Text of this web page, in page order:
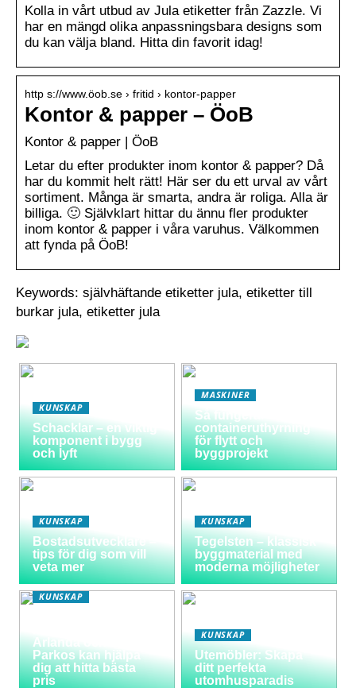
Kolla in vårt utbud av Jula etiketter från Zazzle. Vi
har en mängd olika anpassningsbara designs som
du kan välja bland. Hitta din favorit idag!
http s://www.öob.se › fritid › kontor-papper
Kontor & papper – ÖoB
Kontor & papper | ÖoB
Letar du efter produkter inom kontor & papper? Då
har du kommit helt rätt! Här ser du ett urval av vårt
sortiment. Många är smarta, andra är roliga. Alla är
billiga. 🙂 Självklart hittar du ännu fler produkter
inom kontor & papper i våra varuhus. Välkommen
att fynda på ÖoB!
Keywords: självhäftande etiketter jula, etiketter till
burkar jula, etiketter jula
KUNSKAP
Schacklar – en viktig
komponent i bygg
och lyft
MASKINER
Så fungerar
containeruthyrning
för flytt och
byggprojekt
KUNSKAP
Bostadsutvecklare –
tips för dig som vill
veta mer
KUNSKAP
Tegelsten – klassisk
byggmaterial med
moderna möjligheter
KUNSKAP
Arlanda och hur
Parkos kan hjälpa
dig att hitta bästa
pris
KUNSKAP
Utemöbler: Skapa
ditt perfekta
utomhusparadis